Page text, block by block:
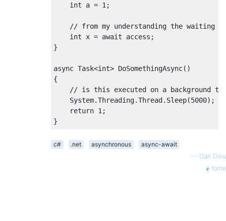
int a = 1 ;
// from my understanding the waiting
int x = await access ;
}
async Task<int> DoSomethingAsync()
{
// is this executed on a background
System.Threading.Thread. Sleep(5000);
return 1 ;
}
c# .net asynchronous
async-await
— Dan Dinu
fonte